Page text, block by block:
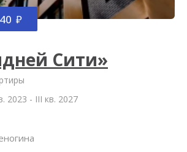
Сити»
2023 - III кв. 2027